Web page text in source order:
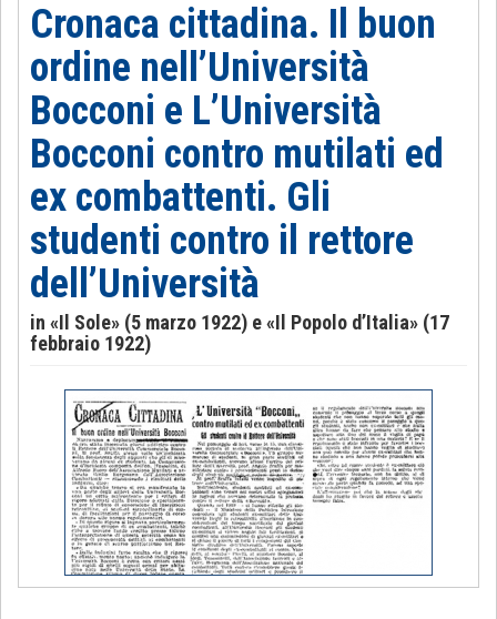
Cronaca cittadina. Il buon
ordine nell’Università
Bocconi e L’Università
Bocconi contro mutilati ed
ex combattenti. Gli
studenti contro il rettore
dell’Università
in «Il Sole» (5 marzo 1922) e «Il Popolo d’Italia» (17
febbraio 1922)